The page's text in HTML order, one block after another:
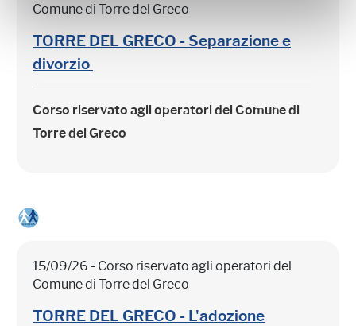
Comune di Torre del Greco
TORRE DEL GRECO - Separazione e
divorzio
Corso riservato agli operatori del Comune di
Torre del Greco
15/09/26 - Corso riservato agli operatori del
Comune di Torre del Greco
TORRE DEL GRECO - L'adozione